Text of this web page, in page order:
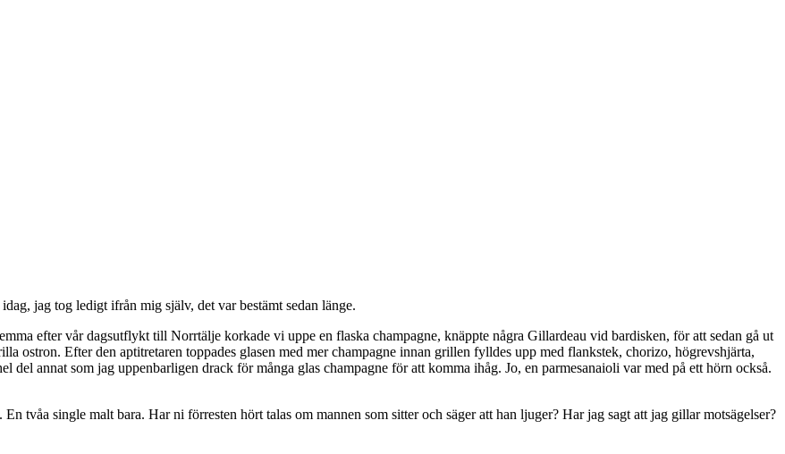
jag tog ledigt ifrån mig själv, det var bestämt sedan länge.
efter vår dagsutflykt till Norrtälje korkade vi uppe en flaska champagne, knäppte några Gillardeau vid bardisken, för att sedan gå ut
ostron. Efter den aptitretaren toppades glasen med mer champagne innan grillen fylldes upp med flankstek, chorizo, högrevshjärta,
annat som jag uppenbarligen drack för många glas champagne för att komma ihåg. Jo, en parmesanaioli var med på ett hörn också.
tvåa single malt bara. Har ni förresten hört talas om mannen som sitter och säger att han ljuger? Har jag sagt att jag gillar motsägelser?